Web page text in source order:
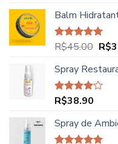
era:
Balm
Avaliação
R$45.00 O
era:
R$
Spray
Avaliação
5
R$38.90
Spray de